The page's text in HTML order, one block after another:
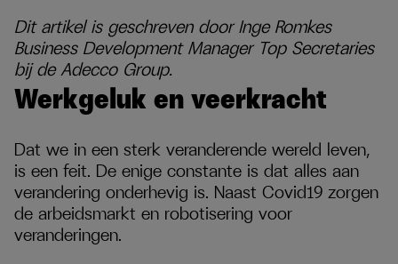
Dit artikel is geschreven door Inge Romkes
Business Development Manager Top Secretaries
bij de Adecco Group.
Werkgeluk en veerkracht
Dat we in een sterk veranderende wereld leven,
is een feit. De enige constante is dat alles aan
verandering onderhevig is. Naast Covid19 zorgen
de arbeidsmarkt en robotisering voor
veranderingen.